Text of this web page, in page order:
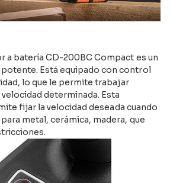
a batería CD-200BC Compact es un
Está equipado con control
lo que le permite trabajar
determinada. Esta
fijar la velocidad deseada cuando
metal, cerámica, madera, que